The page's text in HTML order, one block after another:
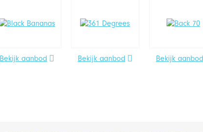
Bekijk aanbod Bekijk aanbod Bekijk aanbod